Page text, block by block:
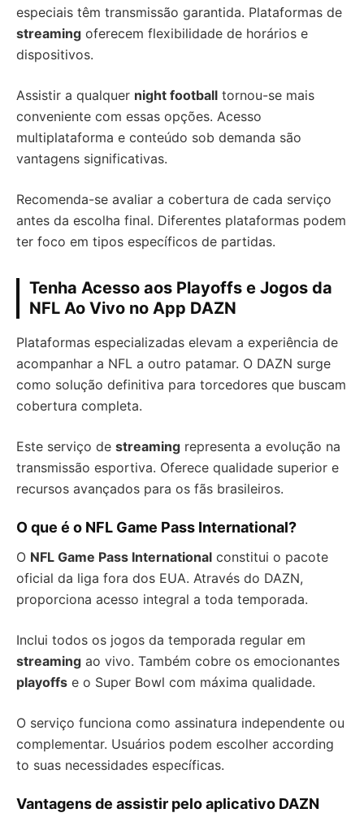
especiais têm transmissão garantida. Plataformas de
streaming oferecem flexibilidade de horários e
dispositivos.
Assistir a qualquer night football tornou-se mais
conveniente com essas opções. Acesso
multiplataforma e conteúdo sob demanda são
vantagens significativas.
Recomenda-se avaliar a cobertura de cada serviço
antes da escolha final. Diferentes plataformas podem
ter foco em tipos específicos de partidas.
Tenha Acesso aos Playoffs e Jogos da
NFL Ao Vivo no App DAZN
Plataformas especializadas elevam a experiência de
acompanhar a NFL a outro patamar. O DAZN surge
como solução definitiva para torcedores que buscam
cobertura completa.
Este serviço de streaming representa a evolução na
transmissão esportiva. Oferece qualidade superior e
recursos avançados para os fãs brasileiros.
O que é o NFL Game Pass International?
O NFL Game Pass International constitui o pacote
oficial da liga fora dos EUA. Através do DAZN,
proporciona acesso integral a toda temporada.
Inclui todos os jogos da temporada regular em
streaming ao vivo. Também cobre os emocionantes
playoffs e o Super Bowl com máxima qualidade.
O serviço funciona como assinatura independente ou
complementar. Usuários podem escolher according
to suas necessidades específicas.
Vantagens de assistir pelo aplicativo DAZN